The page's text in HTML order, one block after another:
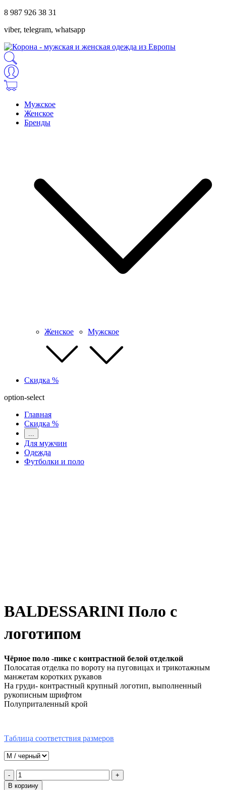
8 987 926 38 31
viber, telegram, whatsapp
Мужское
Женское
Бренды
Женское Мужское
Скидка %
option-select
Главная
Скидка %
Для мужчин
Одежда
Футболки и поло
BALDESSARINI Поло с
логотипом
Чёрное поло -пике с контрастной белой отделкой
Полосатая отделка по вороту на пуговицах и трикотажным
манжетам коротких рукавов
На груди- контрастный крупный логотип, выполненный
рукописным шрифтом
Полуприталенный крой
Таблица соответствия размеров
-
+
В корзину